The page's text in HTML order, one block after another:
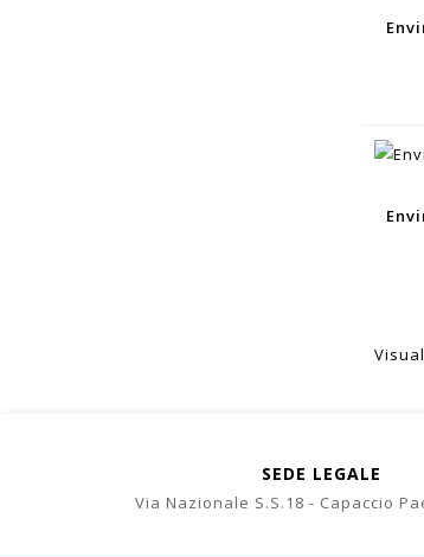
SEDE LEGALE
Via Nazionale S.S.18 - Capaccio